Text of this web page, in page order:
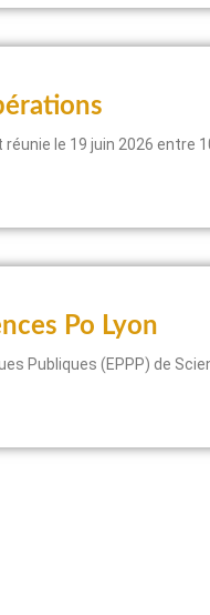
réunie le 19 juin 2026 entre
Po Lyon
Publiques (EPPP) de